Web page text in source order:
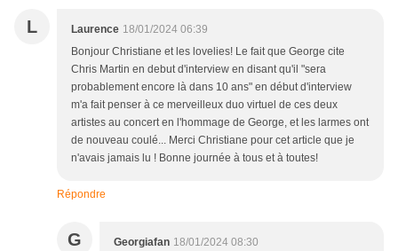
L Laurence 18/01/2024 06:39
Bonjour Christiane et les lovelies! Le fait que George cite
Chris Martin en debut d'interview en disant qu'il "sera
probablement encore là dans 10 ans" en début d'interview
m'a fait penser à ce merveilleux duo virtuel de ces deux
artistes au concert en l'hommage de George, et les larmes ont
de nouveau coulé... Merci Christiane pour cet article que je
n'avais jamais lu ! Bonne journée à tous et à toutes!
Répondre
G Georgiafan 18/01/2024 08:30